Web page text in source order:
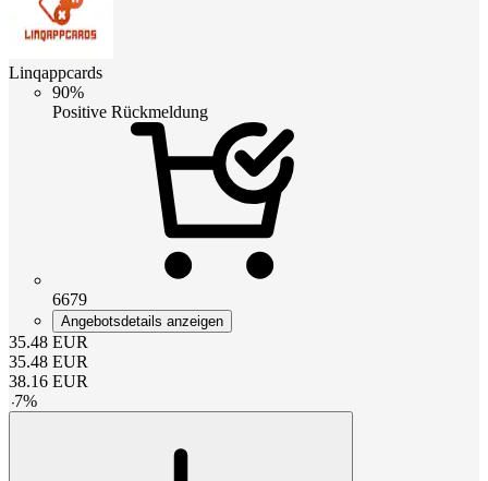
Linqappcards
90%
Positive Rückmeldung
6679
Angebotsdetails anzeigen
35.48 EUR
35.48 EUR
38.16 EUR
-7%